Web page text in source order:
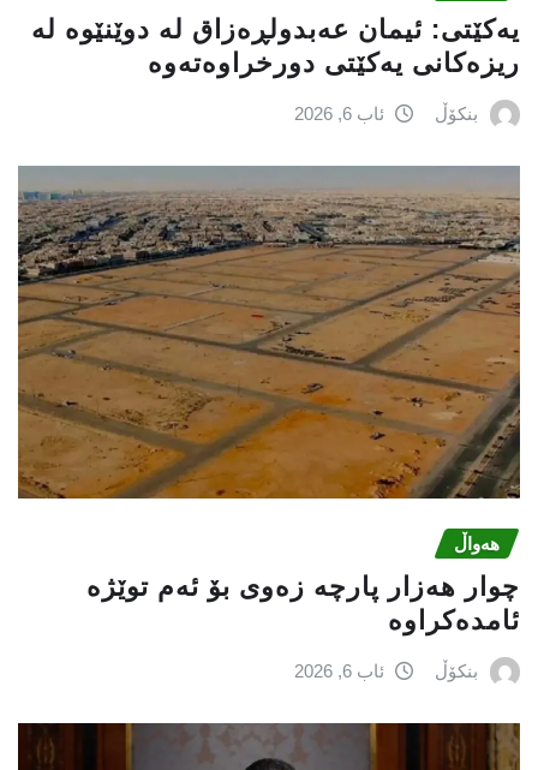
یه‌كێتی: ئیمان عه‌بدولڕه‌زاق له‌ دوێنێوه‌ له‌
ریزه‌كانی یه‌كێتی دورخراوه‌ته‌وه‌
بنکۆڵ ئاب 6, 2026
هەواڵ
چوار هەزار پارچە زەوی بۆ ئەم توێژە
ئامدەکراوە
بنکۆڵ ئاب 6, 2026